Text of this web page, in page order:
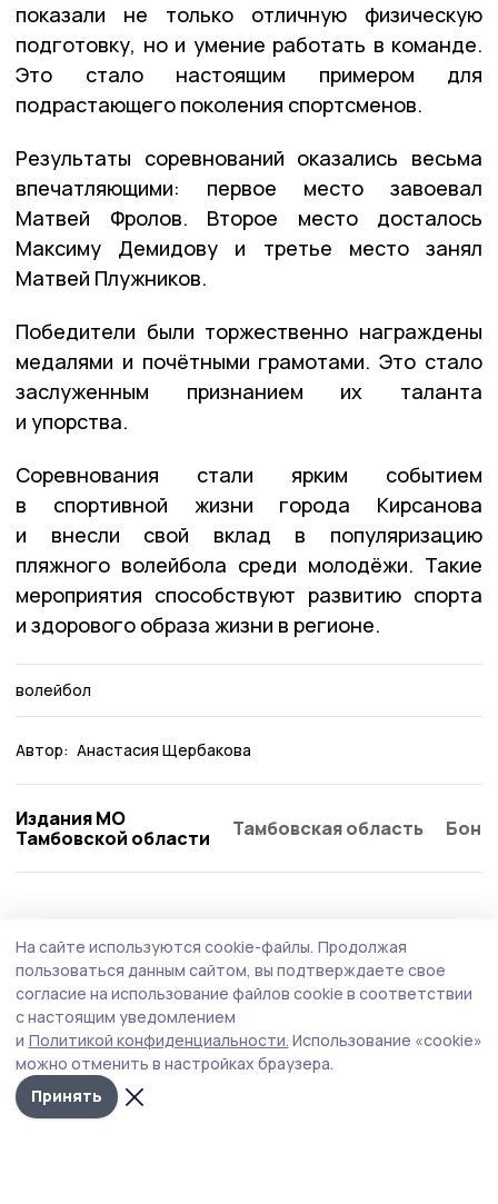
показали не только отличную физическую
подготовку, но и умение работать в команде.
Это стало настоящим примером для
подрастающего поколения спортсменов.
Результаты соревнований оказались весьма
впечатляющими: первое место завоевал
Матвей Фролов. Второе место досталось
Максиму Демидову и третье место занял
Матвей Плужников.
Победители были торжественно награждены
медалями и почётными грамотами. Это стало
заслуженным признанием их таланта
и упорства.
Соревнования стали ярким событием
в спортивной жизни города Кирсанова
и внесли свой вклад в популяризацию
пляжного волейбола среди молодёжи. Такие
мероприятия способствуют развитию спорта
и здорового образа жизни в регионе.
волейбол
Автор: Анастасия Щербакова
Издания МО
Тамбовской области
Тамбовская область
Мероприятия в честь Дня физкультурника
в Кирсанове открыли соревнования по
пляжному волейболу
В преддверии профессионального праздника — Дня
физкультурника — была организована серия
спортивных мероприятий, приуроченных к данному
событию.
На сайте используются cookie-файлы. Продолжая
пользоваться данным сайтом, вы подтверждаете свое
согласие на использование файлов cookie в соответствии
с настоящим уведомлением
и Политикой конфиденциальности. Использование «cookie»
можно отменить в настройках браузера.
Принять